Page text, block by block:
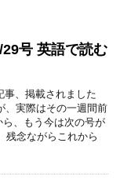
号 英語で読む
、掲載されました
実際はその一週間前
、もう今は次の号が
念ながらこれから